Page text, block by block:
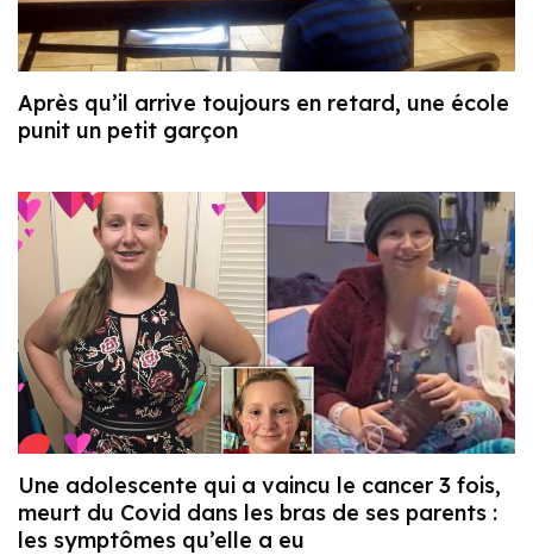
Après qu’il arrive toujours en retard, une école
punit un petit garçon
Une adolescente qui a vaincu le cancer 3 fois,
meurt du Covid dans les bras de ses parents :
les symptômes qu’elle a eu